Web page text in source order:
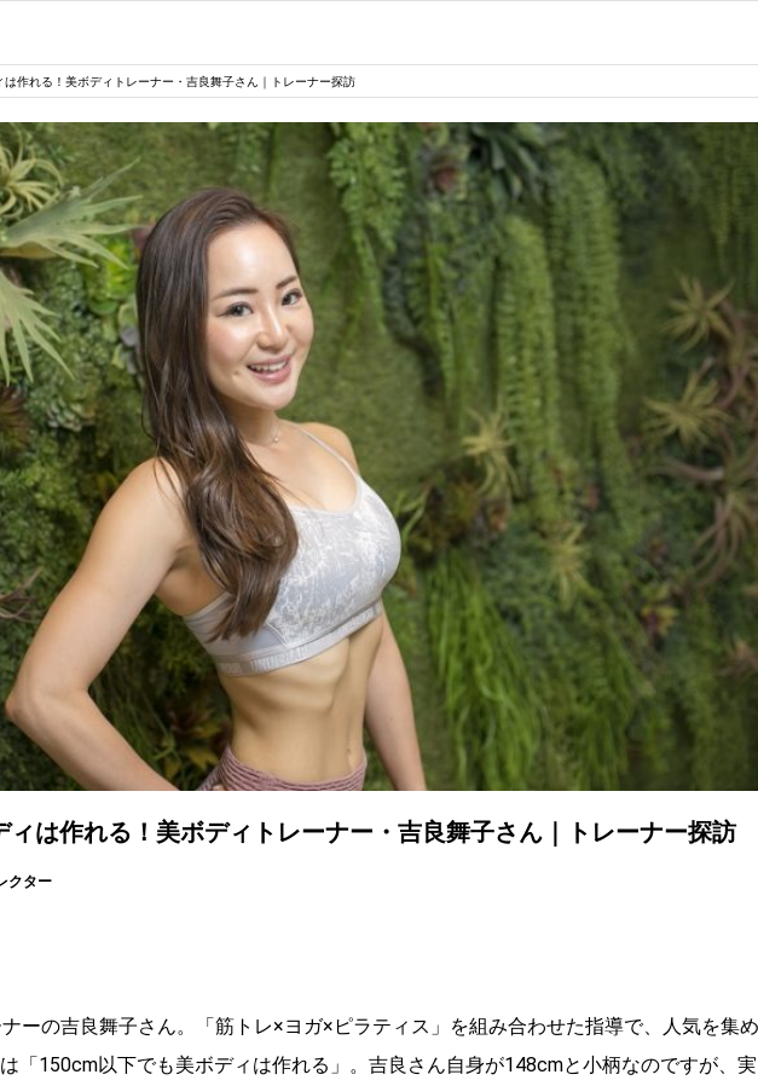
作れる！美ボディトレーナー・吉良舞子さん｜トレーナー探訪
ィは作れる！美ボディトレーナー・吉良舞子さん｜トレーナー探訪
クター
ーの吉良舞子さん。「筋トレ×ヨガ×ピラティス」を組み合わせた指導で、人気を集め
「150cm以下でも美ボディは作れる」。吉良さん自身が148cmと小柄なのですが、実